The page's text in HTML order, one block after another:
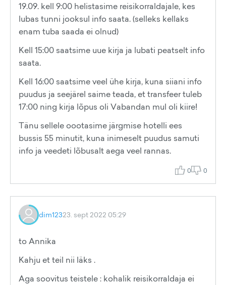
19.09. kell 9:00 helistasime reisikorraldajale, kes
lubas tunni jooksul info saata. (selleks kellaks
enam tuba saada ei olnud)
Kell 15:00 saatsime uue kirja ja lubati peatselt info
saata.
Kell 16:00 saatsime veel ühe kirja, kuna siiani info
puudus ja seejärel saime teada, et transfeer tuleb
17:00 ning kirja lõpus oli Vabandan mul oli kiire!
Tänu sellele oootasime järgmise hotelli ees
bussis 55 minutit, kuna inimeselt puudus samuti
info ja veedeti lõbusalt aega veel rannas.
0 0
dim12323. sept 2022 05:29
to Annika
Kahju et teil nii läks .
Aga soovitus teistele : kohalik reisikorraldaja ei